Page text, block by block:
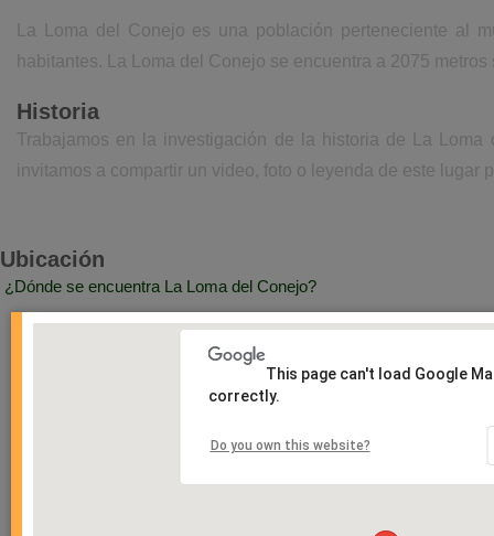
La Loma del Conejo es una población perteneciente al
habitantes. La Loma del Conejo se encuentra a 2075
Historia
Trabajamos en la investigación de la historia de La
invitamos a compartir un video, foto o leyenda de este lugar
Ubicación
¿Dónde se encuentra La Loma del Conejo?
This page can't load Google
correctly.
Do you own this website?